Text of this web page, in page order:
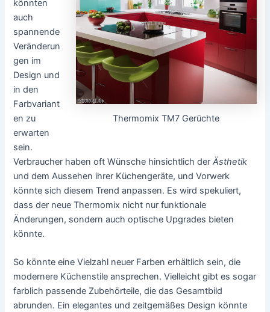
Thermomix TM7 Gerüchte
könnten
auch
spannende
Veränderun
gen im
Design und
in den
Farbvariant
en zu
erwarten
sein.
Verbraucher haben oft Wünsche hinsichtlich derÄsthetik
und dem Aussehen ihrer Küchengeräte, und Vorwerk
könnte sich diesem Trend anpassen. Es wird spekuliert,
dass der neue Thermomix nicht nur funktionale
Änderungen, sondern auch optische Upgrades bieten
könnte.
So könnte eine Vielzahl neuer Farben erhältlich sein, die
modernere Küchenstile ansprechen. Vielleicht gibt es sogar
farblich passende Zubehörteile, die das Gesamtbild
abrunden. Ein elegantes und zeitgemäßes Design könnte